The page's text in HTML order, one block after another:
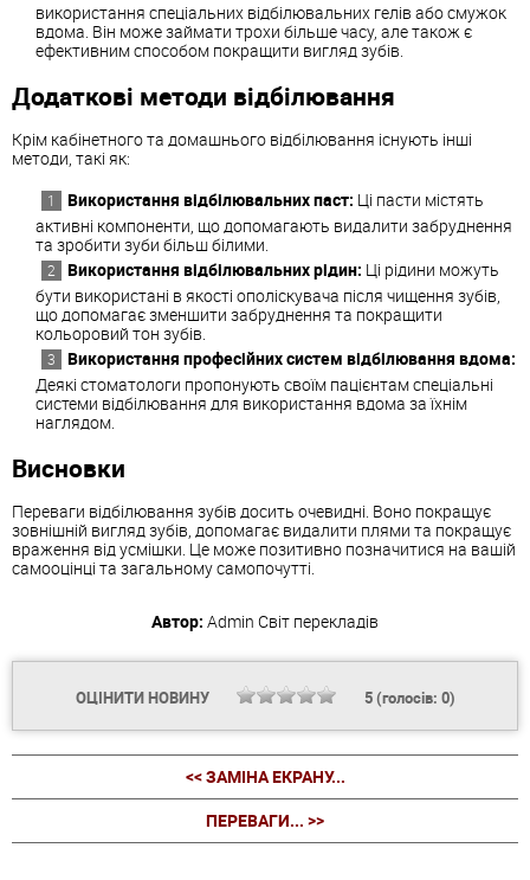
використання спеціальних відбілювальних гелів або смужок
вдома. Він може займати трохи більше часу, але також є
ефективним способом покращити вигляд зубів.
Додаткові методи відбілювання
Крім кабінетного та домашнього відбілювання існують інші
методи, такі як:
Використання відбілювальних паст: Ці пасти містять
активні компоненти, що допомагають видалити забруднення
та зробити зуби більш білими.
Використання відбілювальних рідин: Ці рідини можуть
бути використані в якості ополіскувача після чищення зубів,
що допомагає зменшити забруднення та покращити
кольоровий тон зубів.
Використання професійних систем відбілювання вдома:
Деякі стоматологи пропонують своїм пацієнтам спеціальні
системи відбілювання для використання вдома за їхнім
наглядом.
Висновки
Переваги відбілювання зубів досить очевидні. Воно покращує
зовнішній вигляд зубів, допомагає видалити плями та покращує
враження від усмішки. Це може позитивно позначитися на вашій
самооцінці та загальному самопочутті.
Автор: Admin Світ перекладів
ОЦІНИТИ НОВИНУ 5(голосів: 0)
<< ЗАМІНА ЕКРАНУ...
ПЕРЕВАГИ... >>